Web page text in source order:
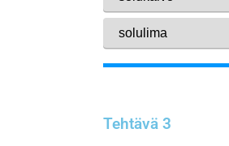
Tehtävä 3